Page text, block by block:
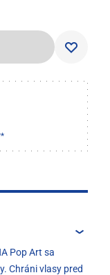
Pop Art sa
Chráni vlasy pred